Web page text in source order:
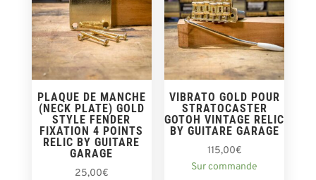
PLAQUE DE MANCHE
(NECK PLATE) GOLD
STYLE FENDER
FIXATION 4 POINTS
RELIC BY GUITARE
GARAGE
25,00€
VIBRATO GOLD POUR
STRATOCASTER
GOTOH VINTAGE RELIC
BY GUITARE GARAGE
115,00€
Sur commande